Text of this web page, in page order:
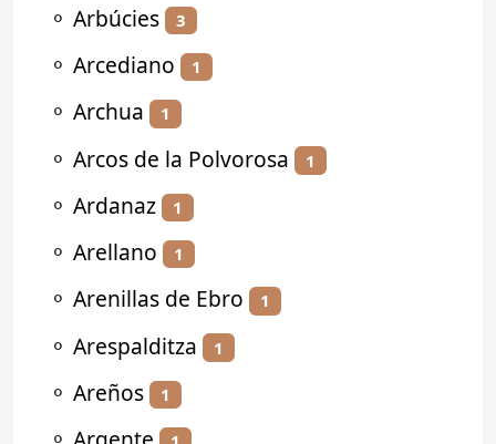
⚬ Arbúcies 3
⚬ Arcediano 1
⚬ Archua 1
⚬ Arcos de la Polvorosa 1
⚬ Ardanaz 1
⚬ Arellano 1
⚬ Arenillas de Ebro 1
⚬ Arespalditza 1
⚬ Areños 1